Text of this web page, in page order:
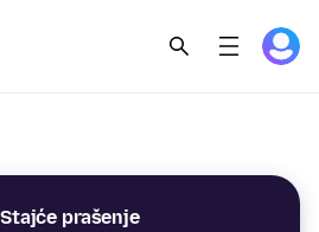
Stajće prašenje